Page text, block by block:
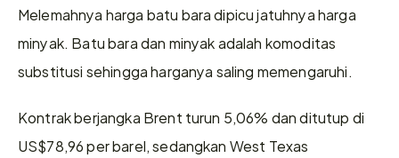
Melemahnya harga batu bara dipicu jatuhnya harga
minyak. Batu bara dan minyak adalah komoditas
substitusi sehingga harganya saling memengaruhi.
Kontrak berjangka Brent turun 5,06% dan ditutup di
US$78,96 per barel, sedangkan West Texas